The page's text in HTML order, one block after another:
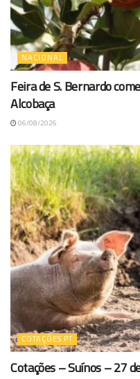
NACIONAL
Feira de S. Bernardo
Alcobaça
06/08/2026
COTAÇÕES PT
Cotações – Suínos – 27